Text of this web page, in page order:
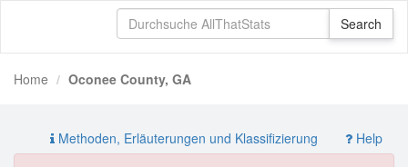
Home Oconee County, GA
Methoden, Erläuterungen und Klassifizierung Help